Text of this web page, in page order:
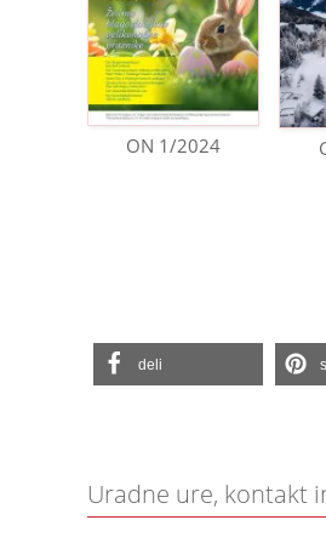
ON 1/2024
deli
Uradne ure, kontakt